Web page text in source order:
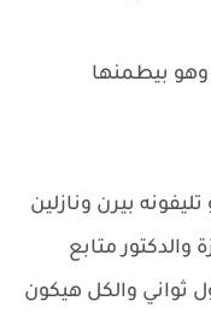
بيطمنها
بيرن ونازلين
متابع
ثواني والكل هيكون